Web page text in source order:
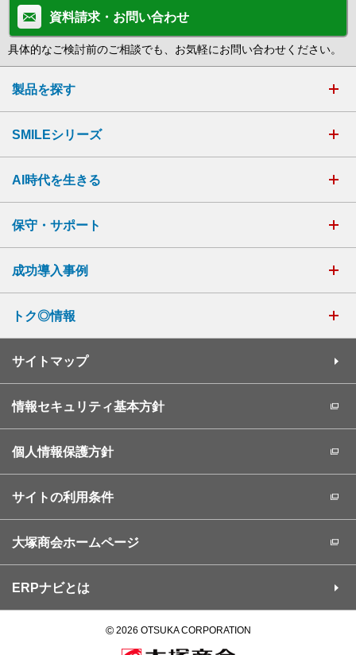
資料請求・お問い合わせ
具体的なご検討前のご相談でも、お気軽にお問い合わせください。
製品を探す
SMILEシリーズ
AI時代を生きる
保守・サポート
成功導入事例
トク◎情報
サイトマップ
情報セキュリティ基本方針
個人情報保護方針
サイトの利用条件
大塚商会ホームページ
ERPナビとは
©2026 OTSUKA CORPORATION